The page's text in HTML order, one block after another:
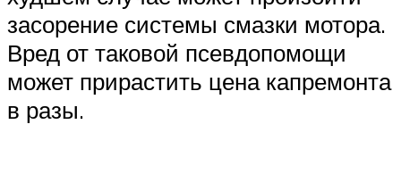
засорение системы смазки мотора.
Вред от таковой псевдопомощи
может прирастить цена капремонта
в разы.